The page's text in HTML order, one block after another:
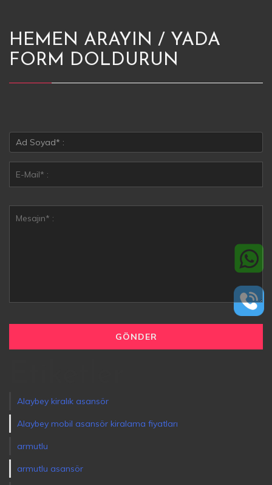
HEMEN ARAYIN / YADA
FORM DOLDURUN
Alaybey kiralık asansör
Alaybey mobil asansör kiralama fiyatları
armutlu
armutlu asansör